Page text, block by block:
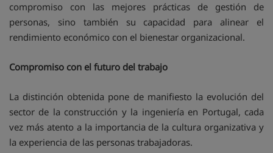
compromiso con las mejores prácticas de gestión de
personas, sino también su capacidad para alinear el
rendimiento económico con el bienestar organizacional.
Compromiso con el futuro del trabajo
La distinción obtenida pone de manifiesto la evolución del
sector de la construcción y la ingeniería en Portugal, cada
vez más atento a la importancia de la cultura organizativa y
la experiencia de las personas trabajadoras.